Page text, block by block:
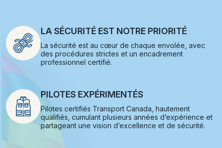
LA SÉCURITÉ EST NOTRE PRIORITÉ
La sécurité est au cœur de chaque envolée, avec
des procédures strictes et un encadrement
professionnel certifié.
PILOTES EXPÉRIMENTÉS
Pilotes certifiés Transport Canada, hautement
qualifiés, cumulant plusieurs années d’expérience et
partageant une vision d’excellence et de sécurité.